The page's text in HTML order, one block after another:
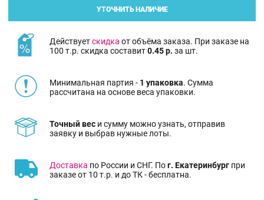
УТОЧНИТЬ НАЛИЧИЕ
Действуетскидка от объёма заказа. При заказе на
100 т.р. скидка составит0.45 р. за шт.
Минимальная партия - 1 упаковка. Сумма
рассчитана на основе веса упаковки.
Точный вес и сумму можно узнать, отправив
заявку и выбрав нужные лоты.
Доставка по России и СНГ. Пог. Екатеринбург при
заказе от 10 т.р. и до ТК - бесплатна.